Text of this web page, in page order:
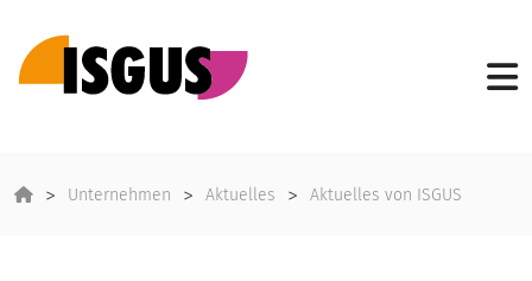
Unternehmen Aktuelles Aktuelles von ISGUS